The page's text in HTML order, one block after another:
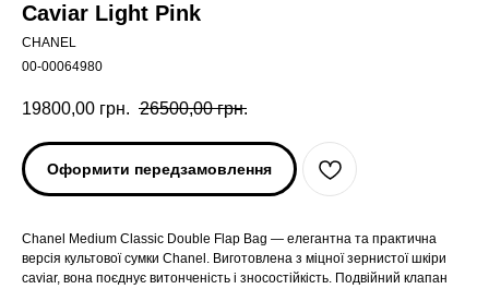
Caviar Light Pink
CHANEL
00-00064980
19800,00 грн. 26500,00 грн.
Оформити передзамовлення
Chanel Medium Classic Double Flap Bag — елегантна та практична
версія культової сумки Chanel. Виготовлена з міцної зернистої шкіри
caviar, вона поєднує витонченість і зносостійкість. Подвійний клапан